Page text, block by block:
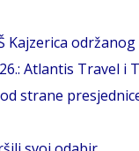
Atlantis
strane